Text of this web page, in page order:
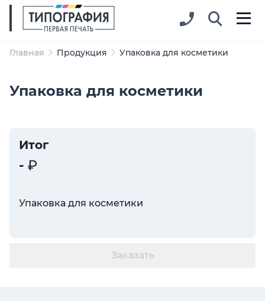
Главная Продукция Упаковка для косметики
Упаковка для косметики
Итог
-
Упаковка для косметики
Заказать